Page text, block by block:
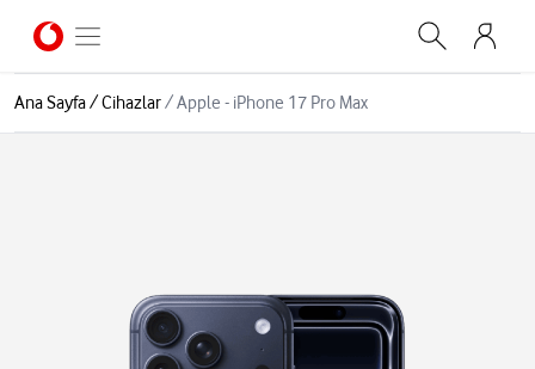
Ana Sayfa/Cihazlar/Apple - iPhone 17 Pro Max